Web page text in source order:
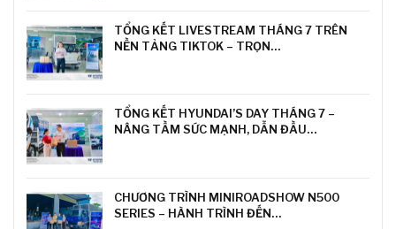
TỔNG KẾT LIVESTREAM THÁNG 7 TRÊN
NỀN TẢNG TIKTOK – TRỌN…
TỔNG KẾT HYUNDAI’S DAY THÁNG 7 –
NÂNG TẦM SỨC MẠNH, DẪN ĐẦU…
CHƯƠNG TRÌNH MINIROADSHOW N500
SERIES – HÀNH TRÌNH ĐẾN…